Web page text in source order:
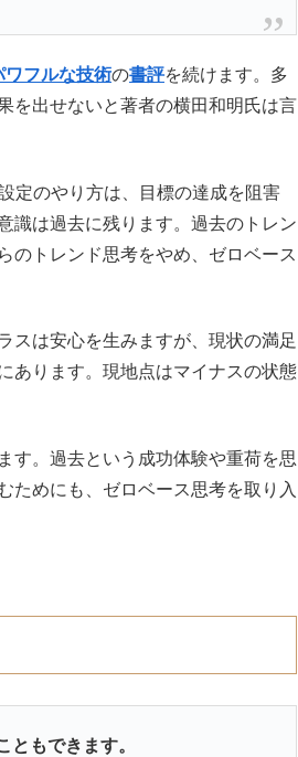
ワフルな技術の書評を続けます。多
を出せないと著者の横田和明氏は言
定のやり方は、目標の達成を阻害
識は過去に残ります。過去のトレン
のトレンド思考をやめ、ゼロベース
スは安心を生みますが、現状の満足
あります。現地点はマイナスの状態
す。過去という成功体験や重荷を思
ためにも、ゼロベース思考を取り入
もできます。